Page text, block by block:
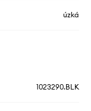
úzká
1023290.BLK